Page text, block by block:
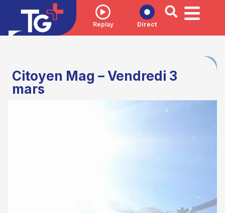
Replay Direct
Citoyen Mag – Vendredi 3
mars